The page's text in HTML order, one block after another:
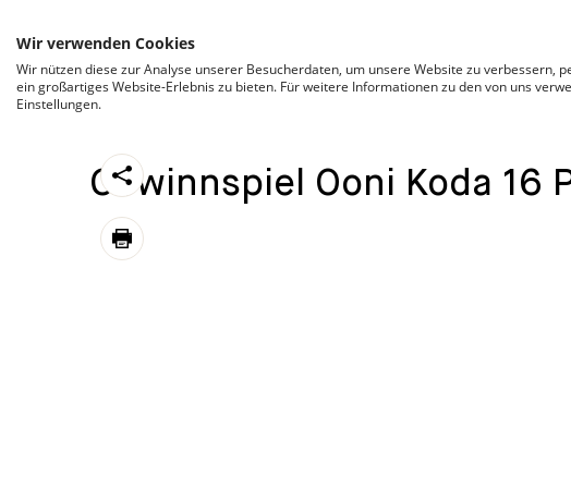
https://stroeck.at/competition/gewinnspiel-ooni-koda-
Toogle share
print
Gewinnspiel Ooni Koda 16
Wir verwenden Cookies
Wir nützen diese zur Analyse unserer Besucherdaten, um unsere Website zu verbessern,
ein großartiges Website-Erlebnis zu bieten. Für weitere Informationen zu den von uns
Einstellungen.